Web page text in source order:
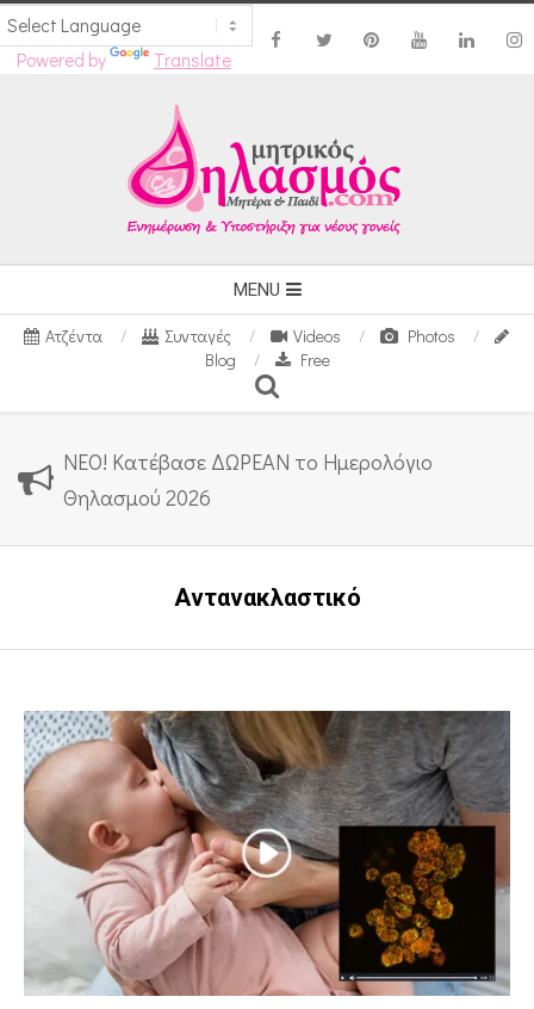
Powered by Translate
Navigation
Menu
MENU
Ατζέντα Συνταγές Videos
Photos
Blog
Free
Search
ΝΕΟ! Κατέβασε ΔΩΡΕΑΝ το Ημερολόγιο
Θηλασμού 2026
Αντανακλαστικό